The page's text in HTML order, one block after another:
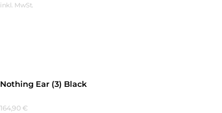
inkl. MwSt.
Nothing Ear (3) Black
164,90 €